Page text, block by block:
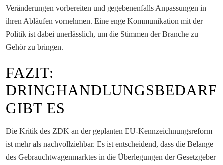
Veränderungen vorbereiten und gegebenenfalls Anpassungen in
ihren Abläufen vornehmen. Eine enge Kommunikation mit der
Politik ist dabei unerlässlich, um die Stimmen der Branche zu
Gehör zu bringen.
FAZIT:
DRINGHANDLUNGSBEDARF
GIBT ES
Die Kritik des ZDK an der geplanten EU-Kennzeichnungsreform
ist mehr als nachvollziehbar. Es ist entscheidend, dass die Belange
des Gebrauchtwagenmarktes in die Überlegungen der Gesetzgeber